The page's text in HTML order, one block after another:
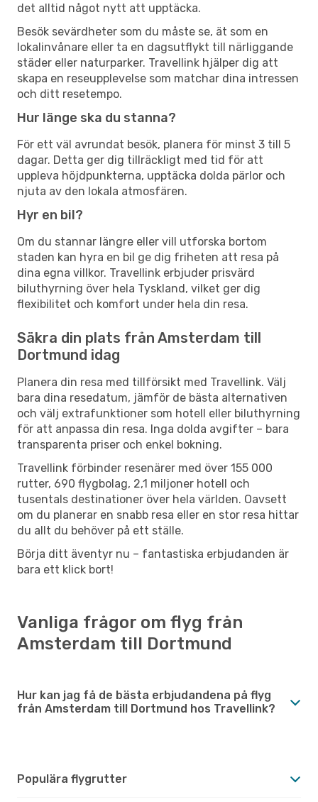
det alltid något nytt att upptäcka.
Besök sevärdheter som du måste se, ät som en
lokalinvånare eller ta en dagsutflykt till närliggande
städer eller naturparker. Travellink hjälper dig att
skapa en reseupplevelse som matchar dina intressen
och ditt resetempo.
Hur länge ska du stanna?
För ett väl avrundat besök, planera för minst 3 till 5
dagar. Detta ger dig tillräckligt med tid för att
uppleva höjdpunkterna, upptäcka dolda pärlor och
njuta av den lokala atmosfären.
Hyr en bil?
Om du stannar längre eller vill utforska bortom
staden kan hyra en bil ge dig friheten att resa på
dina egna villkor. Travellink erbjuder prisvärd
biluthyrning över hela Tyskland, vilket ger dig
flexibilitet och komfort under hela din resa.
Säkra din plats från Amsterdam till
Dortmund idag
Planera din resa med tillförsikt med Travellink. Välj
bara dina resedatum, jämför de bästa alternativen
och välj extrafunktioner som hotell eller biluthyrning
för att anpassa din resa. Inga dolda avgifter – bara
transparenta priser och enkel bokning.
Travellink förbinder resenärer med över 155 000
rutter, 690 flygbolag, 2,1 miljoner hotell och
tusentals destinationer över hela världen. Oavsett
om du planerar en snabb resa eller en stor resa hittar
du allt du behöver på ett ställe.
Börja ditt äventyr nu – fantastiska erbjudanden är
bara ett klick bort!
Vanliga frågor om flyg från
Amsterdam till Dortmund
Hur kan jag få de bästa erbjudandena på flyg
från Amsterdam till Dortmund hos Travellink?
Populära flygrutter